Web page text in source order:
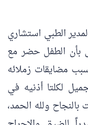
الطبي استشاري
بأن الطفل حضر مع
مضايقات زملائه
لكلتا أذنيه في
ولله الحمد،